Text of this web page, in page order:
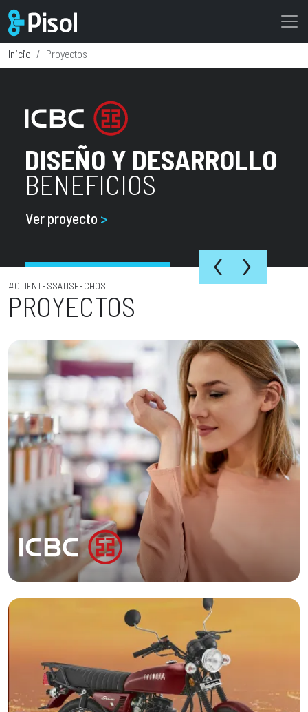
Casos de éxito y proyectos
Inicio Proyectos
DISEÑO Y DESARROLLO
BENEFICIOS
Ver proyecto >
‹ ›
#CLIENTESSATISFECHOS
PROYECTOS